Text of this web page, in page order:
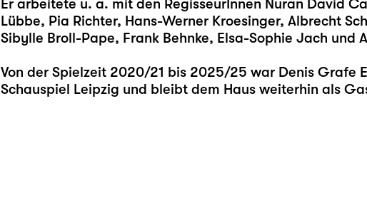
Er arbeitete u. a. mit den RegisseurInnen Nuran David
Lübbe, Pia Richter, Hans-Werner Kroesinger, Albrecht
Sibylle Broll-Pape, Frank Behnke, Elsa-Sophie Jach und
Von der Spielzeit 2020/21 bis 2025/25 war Denis Grafe
Schauspiel Leipzig und bleibt dem Haus weiterhin als